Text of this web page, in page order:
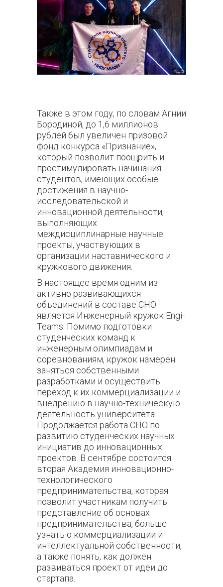
Также в этом году, по словам Агнии
Бородиной, до 1,6 миллионов
рублей был увеличен призовой
фонд конкурса «Признание»,
который позволит поощрить и
простимулировать начинания
студентов, имеющих особые
достижения в научно-
исследовательской и
инновационной деятельности,
выполняющих
междисциплинарные научные
проекты, участвующих в
организации наставнического и
кружкового движения.
В настоящее время одним из
активно развивающихся
объединений в составе СНО
является Инженерный кружок Engi-
Teams. Помимо подготовки
студенческих команд к
инженерным олимпиадам и
соревнованиям, кружок намерен
заняться собственными
разработками и осуществить
переход к их коммерциализации и
внедрению в научно-техническую
деятельность университета.
Продолжается работа СНО по
развитию студенческих научных
инициатив до инновационных
проектов. В сентябре состоится
вторая Академия инновационно-
технологического
предпринимательства, которая
позволит участникам получить
представление об основах
предпринимательства, больше
узнать о коммерциализации и
интеллектуальной собственности,
а также понять, как должен
развиваться проект от идеи до
стартапа.